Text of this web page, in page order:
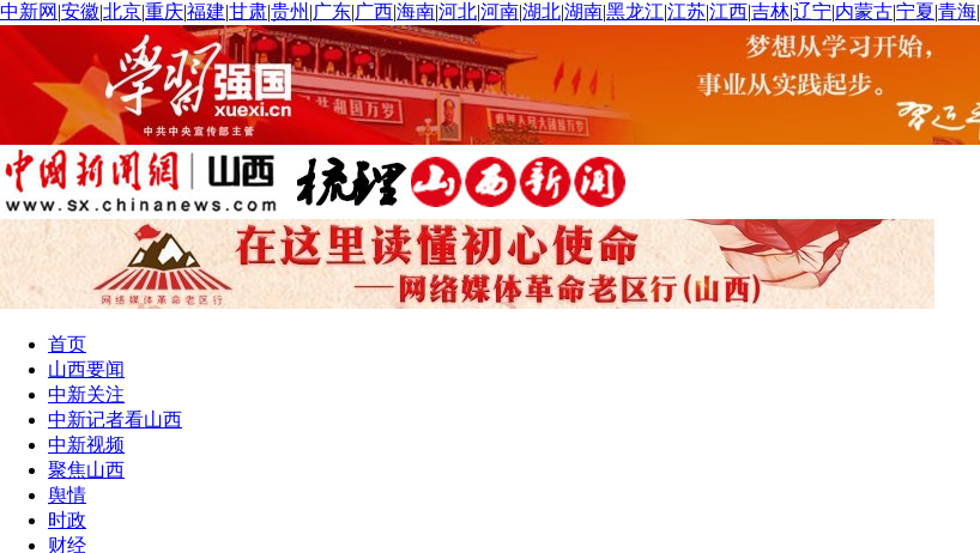
中新网 |安徽|北京|重庆|福建|甘肃|贵州 |广东|广西|海南|河北|河南|湖北|湖南|黑龙江|江苏|江西|吉林|辽宁|内蒙古|宁夏|青海|
首页
山西要闻
中新关注
中新记者看山西
中新视频
聚焦山西
舆情
时政
财经